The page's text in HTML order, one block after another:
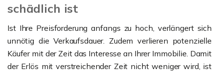
schädlich ist
Ist Ihre Preisforderung anfangs zu hoch, verlängert sich
unnötig die Verkaufsdauer. Zudem verlieren potenzielle
Käufer mit der Zeit das Interesse an Ihrer Immobilie. Damit
der Erlös mit verstreichender Zeit nicht weniger wird, ist